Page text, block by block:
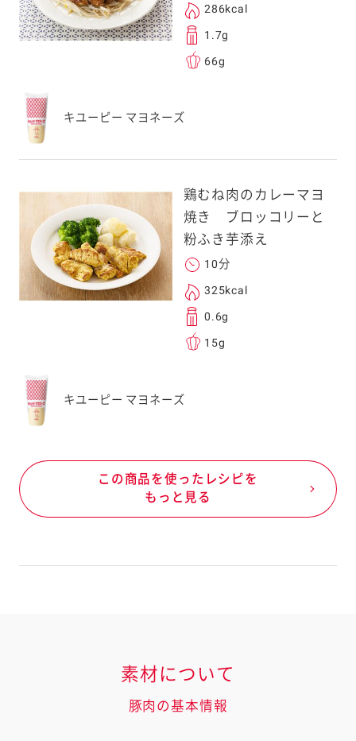
286kcal
1.7g
66g
キユーピー マヨネーズ
鶏むね肉のカレーマヨ
焼き ブロッコリーと
粉ふき芋添え
10分
325kcal
0.6g
15g
キユーピー マヨネーズ
この商品を使ったレシピを
もっと見る
素材について
豚肉の基本情報